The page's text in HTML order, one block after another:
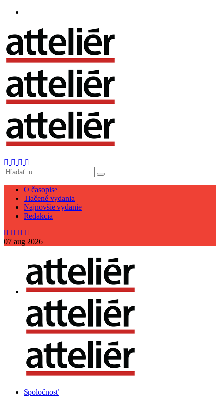
O časopise
Tlačené vydania
Najnovšie vydanie
Redakcia
07 aug 2026
Spoločnosť